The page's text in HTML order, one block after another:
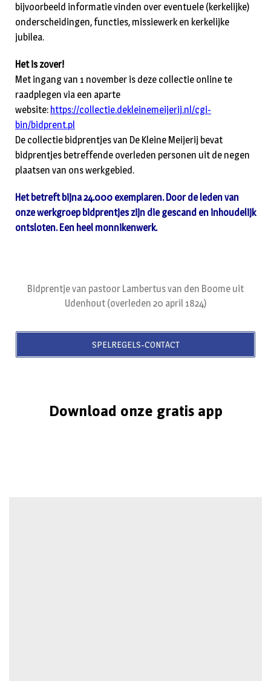
bijvoorbeeld informatie vinden over eventuele (kerkelijke)
onderscheidingen, functies, missiewerk en kerkelijke
jubilea.
Het is zover!
Met ingang van 1 november is deze collectie online te
raadplegen via een aparte
website: https://collectie.dekleinemeijerij.nl/cgi-
bin/bidprent.pl
De collectie bidprentjes van De Kleine Meijerij bevat
bidprentjes betreffende overleden personen uit de negen
plaatsen van ons werkgebied.
Het betreft bijna 24.000 exemplaren. Door de leden van
onze werkgroep bidprentjes zijn die gescand en inhoudelijk
ontsloten. Een heel monnikenwerk.
Bidprentje van pastoor Lambertus van den Boome uit
Udenhout (overleden 20 april 1824)
SPELREGELS-CONTACT
Download onze gratis app